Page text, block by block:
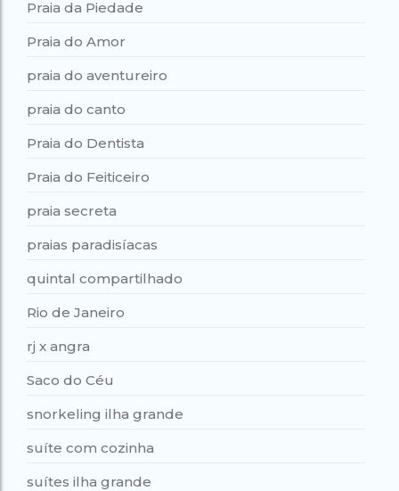
Praia da Piedade
Praia do Amor
praia do aventureiro
praia do canto
Praia do Dentista
Praia do Feiticeiro
praia secreta
praias paradisíacas
quintal compartilhado
Rio de Janeiro
rj x angra
Saco do Céu
snorkeling ilha grande
suíte com cozinha
suítes ilha grande